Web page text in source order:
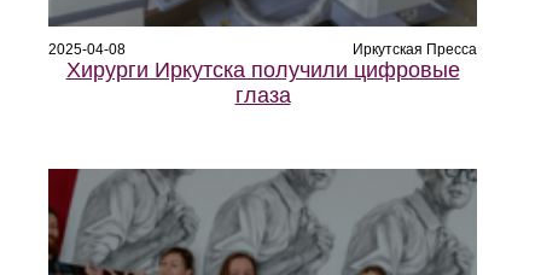
2025-04-08 Иркутская Пресса
Хирурги Иркутска получили цифровые
глаза